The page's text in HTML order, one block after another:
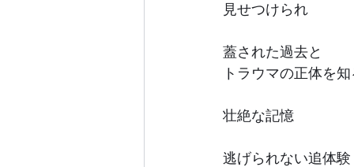
見せつけられ
蓋された過去と
トラウマの正体を
壮絶な記憶
逃げられない追体験